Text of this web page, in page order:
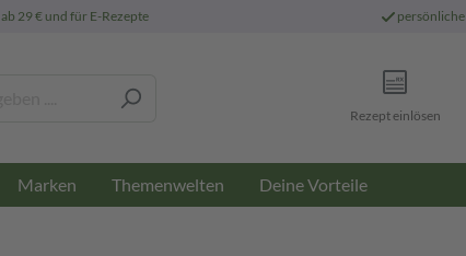
ab 29 € und für E-Rezepte persönliche
Rezept einlösen
Marken Themenwelten Deine Vorteile